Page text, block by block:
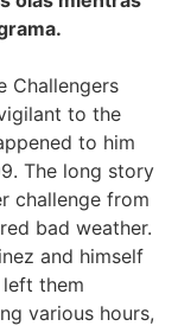
Challengers
to the
to him
The long story
challenge from
bad weather.
and himself
them
various hours,